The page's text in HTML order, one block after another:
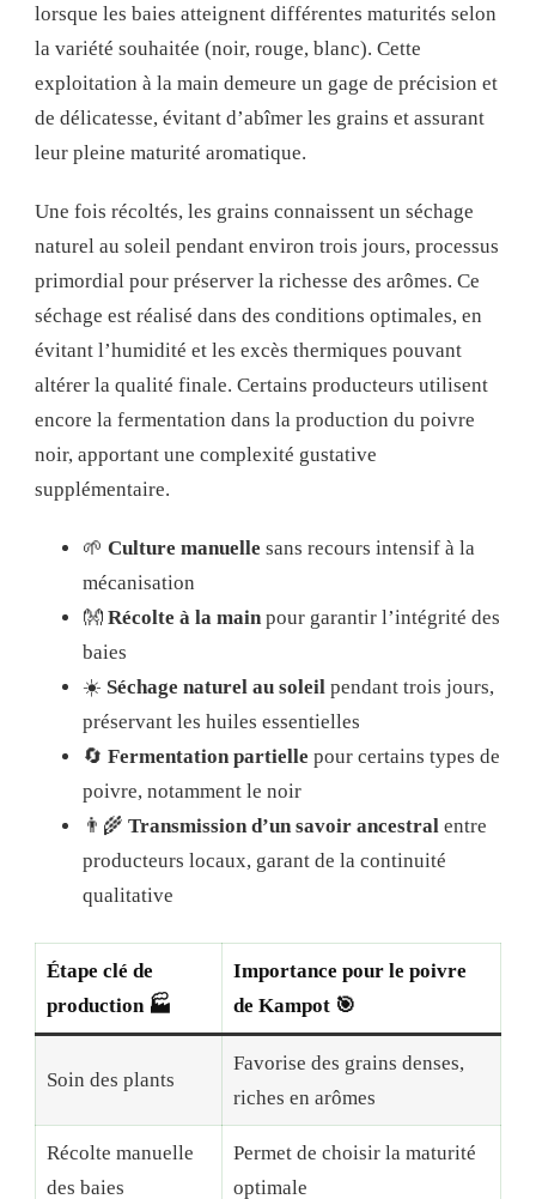
lorsque les baies atteignent différentes maturités selon
la variété souhaitée (noir, rouge, blanc). Cette
exploitation à la main demeure un gage de précision et
de délicatesse, évitant d’abîmer les grains et assurant
leur pleine maturité aromatique.
Une fois récoltés, les grains connaissent un séchage
naturel au soleil pendant environ trois jours, processus
primordial pour préserver la richesse des arômes. Ce
séchage est réalisé dans des conditions optimales, en
évitant l’humidité et les excès thermiques pouvant
altérer la qualité finale. Certains producteurs utilisent
encore la fermentation dans la production du poivre
noir, apportant une complexité gustative
supplémentaire.
🌱 Culture manuelle sans recours intensif à la
mécanisation
👐 Récolte à la main pour garantir l’intégrité des
baies
☀️ Séchage naturel au soleil pendant trois jours,
préservant les huiles essentielles
🔄 Fermentation partielle pour certains types de
poivre, notamment le noir
👨‍🌾 Transmission d’un savoir ancestral entre
producteurs locaux, garant de la continuité
qualitative
Étape clé de
production 🏭
Importance pour le poivre
de Kampot 🎯
Soin des plants
Favorise des grains denses,
riches en arômes
Récolte manuelle
des baies
Permet de choisir la maturité
optimale